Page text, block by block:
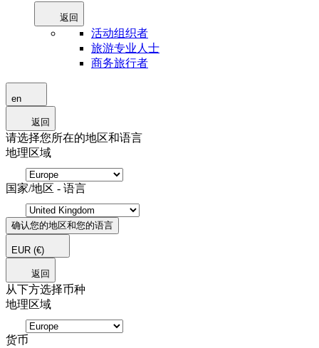
返回
活动组织者
旅游专业人士
商务旅行者
en
返回
请选择您所在的地区和语言
地理区域
国家/地区 - 语言
确认您的地区和您的语言
EUR (€)
返回
从下方选择币种
地理区域
货币